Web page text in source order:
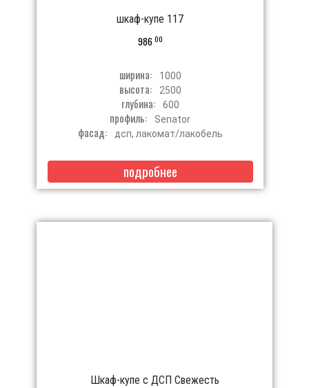
шкаф-купе 117
986 00
ширина: 1000
высота: 2500
глубина: 600
профиль: Senator
фасад: дсп, лакомат/лакобель
подробнее
Шкаф-купе с ДСП Свежесть